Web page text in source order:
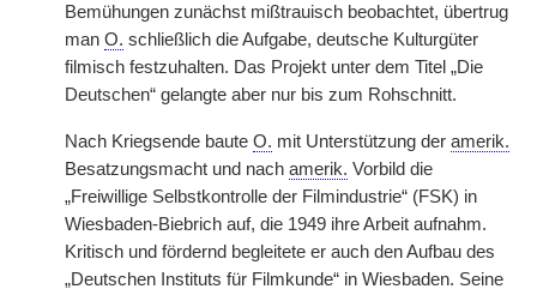
Bemühungen zunächst mißtrauisch beobachtet, übertrug
man O. schließlich die Aufgabe, deutsche Kulturgüter
filmisch festzuhalten. Das Projekt unter dem Titel „Die
Deutschen“ gelangte aber nur bis zum Rohschnitt.
Nach Kriegsende baute O. mit Unterstützung der amerik.
Besatzungsmacht und nach amerik. Vorbild die
„Freiwillige Selbstkontrolle der Filmindustrie“ (FSK) in
Wiesbaden-Biebrich auf, die 1949 ihre Arbeit aufnahm.
Kritisch und fördernd begleitete er auch den Aufbau des
„Deutschen Instituts für Filmkunde“ in Wiesbaden. Seine